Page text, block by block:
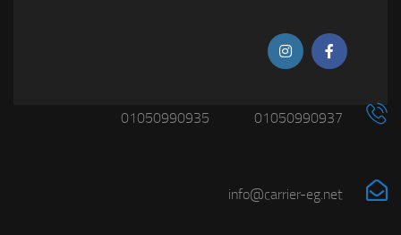
01050990937
01050990935
info@carrier-eg.net